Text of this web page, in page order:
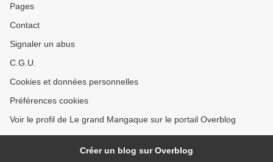
Pages
Contact
Signaler un abus
C.G.U.
Cookies et données personnelles
Préférences cookies
Voir le profil de Le grand Mangaque sur le portail Overblog
Créer un blog sur Overblog